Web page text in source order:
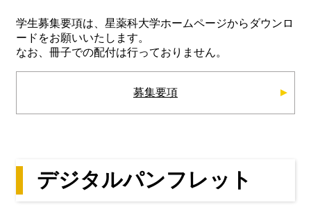
学生募集要項は、星薬科大学ホームページからダウンロ
ードをお願いいたします。
なお、冊子での配付は行っておりません。
募集要項
デジタルパンフレット